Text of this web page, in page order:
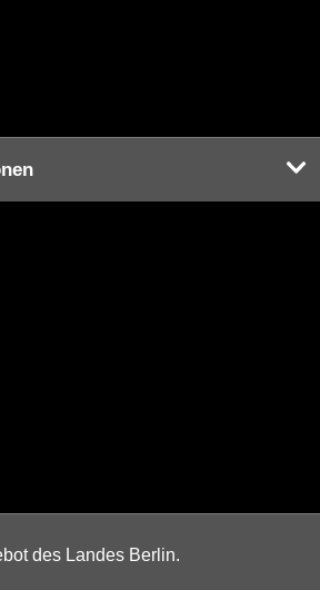
des Landes Berlin.